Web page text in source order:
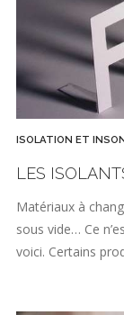
ISOLATION ET
LES
Matériaux à
sous vide… Ce
voici. Certains